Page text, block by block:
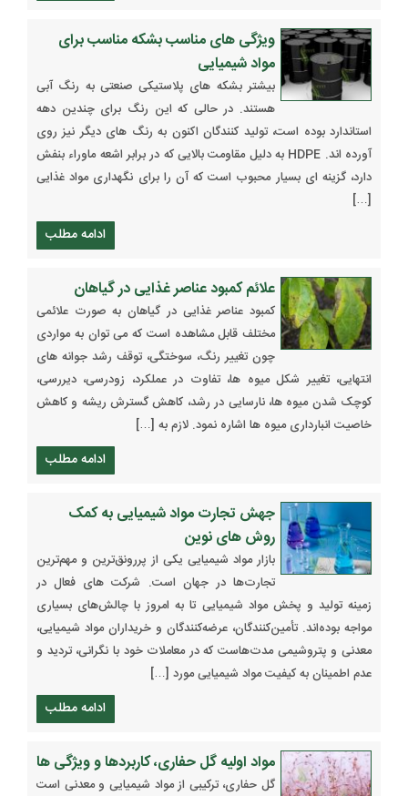
ویژگی های مناسب بشکه مناسب برای
مواد شیمیایی
بیشتر بشکه های پلاستیکی صنعتی به رنگ آبی
هستند. در حالی که این رنگ برای چندین دهه
استاندارد بوده است، تولید کنندگان اکنون به رنگ های دیگر نیز روی
آورده اند. HDPE به دلیل مقاومت بالایی که در برابر اشعه ماوراء بنفش
دارد، گزینه ای بسیار محبوب است که آن را برای نگهداری مواد غذایی
[…]
ادامه مطلب
علائم کمبود عناصر غذایی در گیاهان
کمبود عناصر غذایی در گیاهان به صورت علائمی
مختلف قابل مشاهده است که می توان به مواردی
چون تغییر رنگ، سوختگی، توقف رشد جوانه های
انتهایی، تغییر شکل میوه ها، تفاوت در عملکرد، زودرسی، دیررسی،
کوچک شدن میوه ها، نارسایی در رشد، کاهش گسترش ریشه و کاهش
خاصیت انبارداری میوه ها اشاره نمود. لازم به […]
ادامه مطلب
جهش تجارت مواد شیمیایی به کمک
روش های نوین
بازار مواد شیمیایی یکی از پررونق‌ترین و مهم‌ترین
تجارت‌ها در جهان است. شرکت های فعال در
زمینه تولید و پخش مواد شیمیایی تا به امروز با چالش‌های بسیاری
مواجه بوده‌اند. تأمین‌کنندگان، عرضه‌کنندگان و خریداران مواد شیمیایی،
معدنی و پتروشیمی مدت‌هاست که در معاملات خود با نگرانی، تردید و
عدم اطمینان به کیفیت مواد شیمیایی مورد […]
ادامه مطلب
مواد اولیه گل حفاری، کاربردها و ویژگی ها
گل حفاری، ترکیبی از مواد شیمیایی و معدنی است